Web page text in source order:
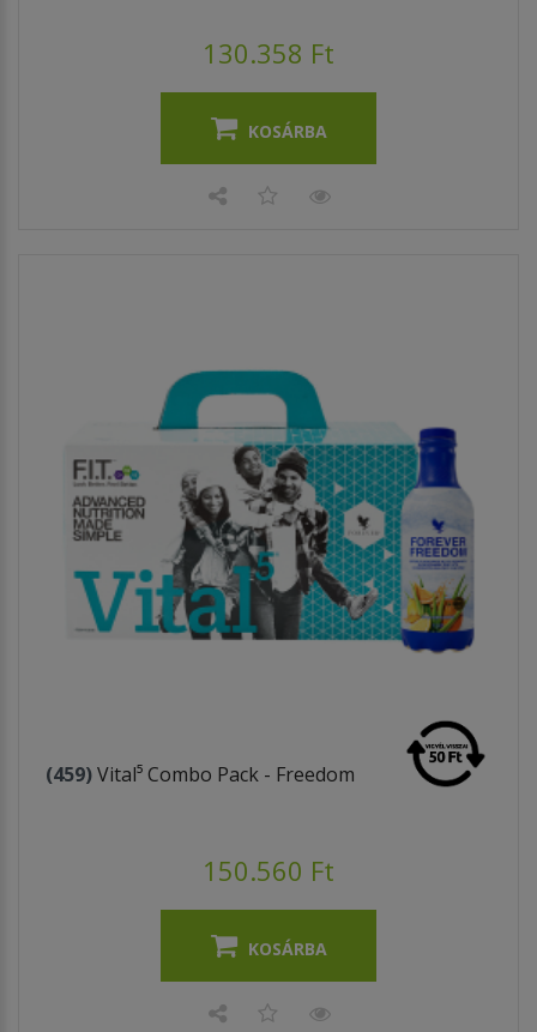
130.358 Ft
KOSÁRBA
(459)Vital⁵ Combo Pack - Freedom
150.560 Ft
KOSÁRBA